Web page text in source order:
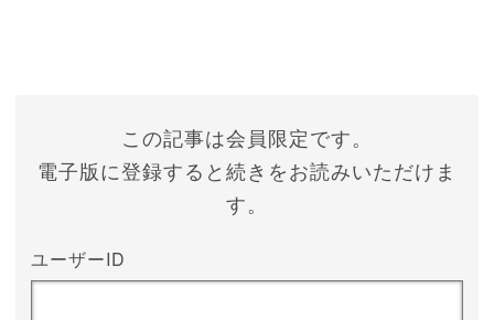
この記事は会員限定です。
電子版に登録すると続きをお読みいただけま
す。
ユーザーID